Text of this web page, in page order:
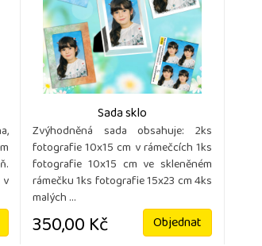
Sada sklo
Zvýhodněná sada obsahuje: 2ks
fotografie 10x15 cm v rámečcích 1ks
fotografie 10x15 cm ve skleněném
rámečku 1ks fotografie 15x23 cm 4ks
malých ...
350,00 Kč Objednat